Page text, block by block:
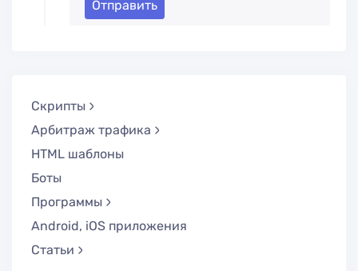
Отправить
Скрипты
Арбитраж трафика
HTML шаблоны
Боты
Программы
Android, iOS приложения
Статьи